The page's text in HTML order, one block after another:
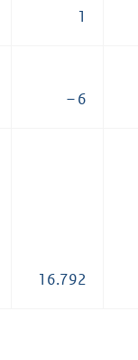
1
– 6
16.792